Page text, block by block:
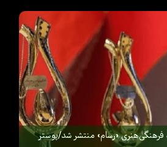
فرهنگی‌هنری «رسام» منتشر شد/پوستر